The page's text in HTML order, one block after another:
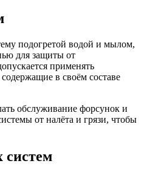
подогретой водой и мылом,
для защиты от
применять
в своём составе
обслуживание форсунок и
от налёта и грязи, чтобы
систем